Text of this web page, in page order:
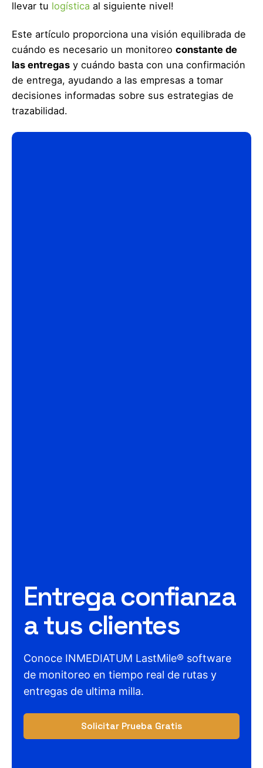
llevar tu logística al siguiente nivel!
Este artículo proporciona una visión equilibrada de
cuándo es necesario un monitoreo constante de
las entregas y cuándo basta con una confirmación
de entrega, ayudando a las empresas a tomar
decisiones informadas sobre sus estrategias de
trazabilidad.
Entrega confianza
a tus clientes
Conoce INMEDIATUM LastMile® software
de monitoreo en tiempo real de rutas y
entregas de ultima milla.
Solicitar Prueba Gratis